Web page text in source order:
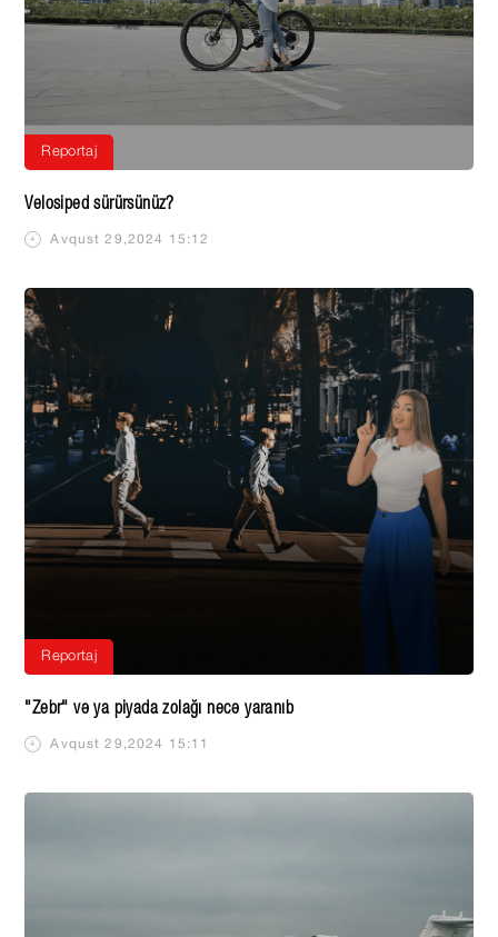
Velosiped sürürsünüz?
Avqust 29,2024 15:12
Reportaj
"Zebr" və ya piyada zolağı necə yaranıb
Avqust 29,2024 15:11
Reportaj